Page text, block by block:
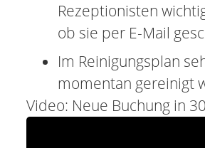
Rezeptionisten
ob sie per E-Mail
Im Reinigungsplan
momentan gereinigt
Video: Neue Buchung in